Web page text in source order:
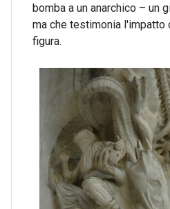
bomba a un anarchico – un
ma che testimonia l'impatto
figura.